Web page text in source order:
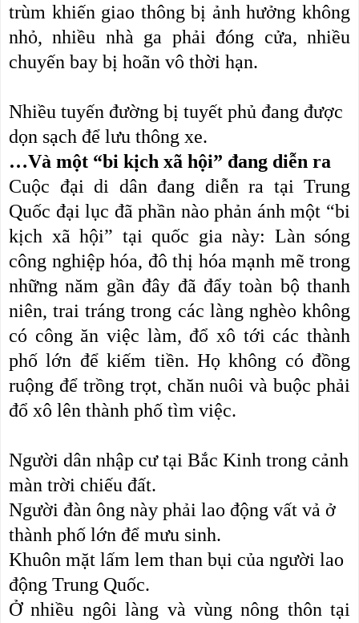
trùm khiến giao thông bị ảnh hưởng không
nhỏ, nhiều nhà ga phải đóng cửa, nhiều
chuyến bay bị hoãn vô thời hạn.
Nhiều tuyến đường bị tuyết phủ đang được
dọn sạch để lưu thông xe.
…Và một “bi kịch xã hội” đang diễn ra
Cuộc đại di dân đang diễn ra tại Trung
Quốc đại lục đã phần nào phản ánh một “bi
kịch xã hội” tại quốc gia này: Làn sóng
công nghiệp hóa, đô thị hóa mạnh mẽ trong
những năm gần đây đã đẩy toàn bộ thanh
niên, trai tráng trong các làng nghèo không
có công ăn việc làm, đổ xô tới các thành
phố lớn để kiếm tiền. Họ không có đồng
ruộng để trồng trọt, chăn nuôi và buộc phải
đổ xô lên thành phố tìm việc.
Người dân nhập cư tại Bắc Kinh trong cảnh
màn trời chiếu đất.
Người đàn ông này phải lao động vất vả ở
thành phố lớn để mưu sinh.
Khuôn mặt lấm lem than bụi của người lao
động Trung Quốc.
Ở nhiều ngôi làng và vùng nông thôn tại